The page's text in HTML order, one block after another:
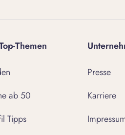
Themen
ab 50
Tipps
Presse
Karriere